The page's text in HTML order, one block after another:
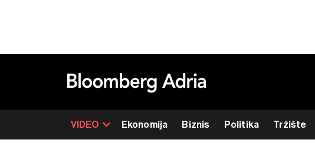
VIDEO Ekonomija Biznis Politika Tržište